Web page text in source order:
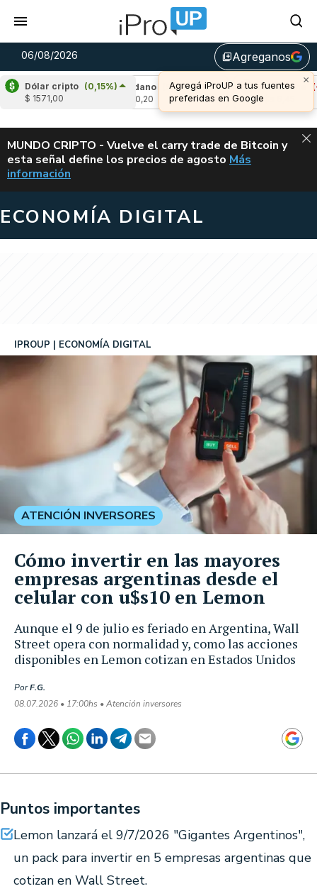
06/08/2026 library_addAgreganos
×
Agregá iProUP a tus fuentes
preferidas en Google
Dólar cripto (0,15%)
$ 1571,00
Cardano
(5,05%)
Avalanche (-
u$s 6,45
ALERTA
MUNDO CRIPTO - Vuelve el carry trade de Bitcoin y
esta señal define los precios de agosto VUELVE EL
Más
información
ECONOMÍA DIGITAL
Aunque el 9 de julio es feriado en Argentina, Wall
Street opera con normalidad y, como las acciones
disponibles en Lemon cotizan en Estados Unidos
IPROUP ECONOMÍA DIGITAL
PorF.G.
08.07.2026 • 17:00hs • Atención inversores
ATENCIÓN INVERSORES
Cómo invertir en las mayores
empresas argentinas desde el
celular con u$s10 en Lemon
Puntos importantes
Lemon lanzará el 9/7/2026 "Gigantes Argentinos",
un pack para invertir en 5 empresas argentinas que
cotizan en Wall Street.